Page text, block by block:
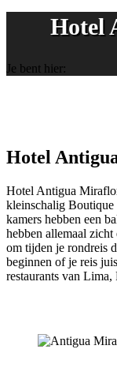
Hotel
Je bent hier:
Hotel
Hotel Antigua
kleinschalig
kamers hebben een
hebben allemaal
om tijden je rondreis
beginnen of je reis
restaurants van Lima,